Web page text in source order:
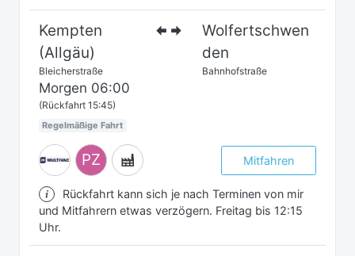
Kempten
(Allgäu)
Bleicherstraße
Wolfertschwen
den
Bahnhofstraße
Morgen 06:00
(Rückfahrt 15:45)
Regelmäßige Fahrt
PZ Mitfahren
Rückfahrt kann sich je nach Terminen von mir
und Mitfahrern etwas verzögern. Freitag bis 12:15
Uhr.